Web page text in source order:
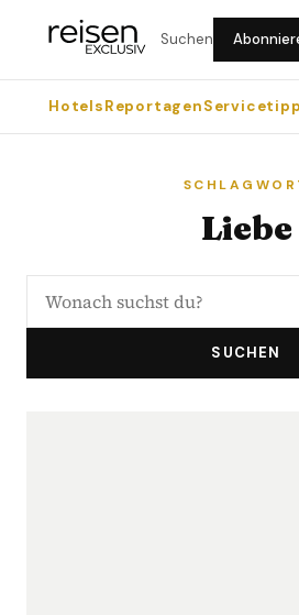
Suchen
HotelsReportagen
Liebe
SUCHEN